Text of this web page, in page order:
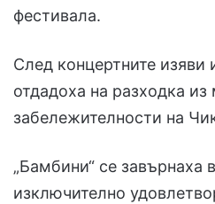
фестивала.
След концертните изяви
отдадоха на разходка
забележителности на
„Бамбини“ се завърнаха
изключително